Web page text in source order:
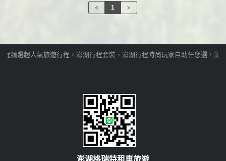
1
精選超人氣旅遊行程，澎湖行程套裝、澎湖行程時尚玩家自助任您選，澎
澎湖格瑞特租車旅遊